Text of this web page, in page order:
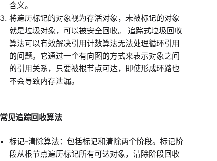
含义。
将遍历标记的对象视为存活对象，未被标记的对象
就是垃圾对象，可以被安全回收。 追踪式垃圾回收
算法可以有效解决引用计数算法无法处理循环引用
的问题。它通过一个有向图的方式来表示对象之间
的引用关系，只要被根节点可达，即使形成环路也
不会导致内存泄漏。
常见追踪回收算法
标记-清除算法：包括标记和清除两个阶段。标记阶
段从根节点遍历标记所有可达对象，清除阶段回收